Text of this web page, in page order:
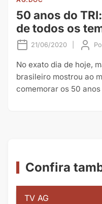
50 anos do
de todos os
21/06/2020
No exato dia de hoje,
brasileiro mostrou ao
comemorar os 50 anos
Confira
TV AG